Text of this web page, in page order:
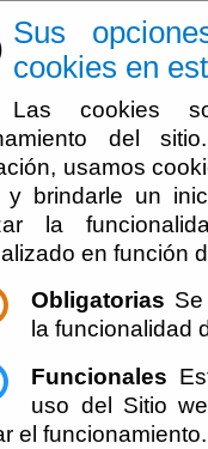
Sus
cookies en
Las cookies
del
usamos
y brindarle un
la
en función
Obligatorias
la funcionalidad
Funcionales
uso del Sitio
el funcionamiento.